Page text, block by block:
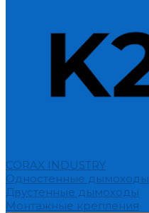
CORAX INDUSTRY
Одностенные дымоходы
Двустенные дымоходы
Монтажные крепления